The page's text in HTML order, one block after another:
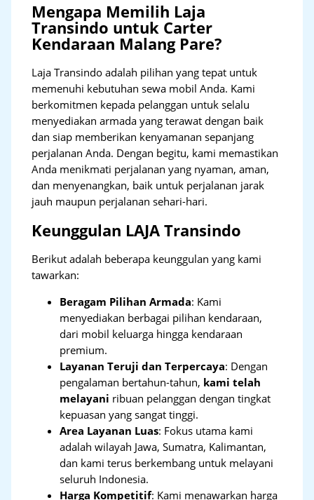
Mengapa Memilih Laja
Transindo untuk Carter
Kendaraan Malang Pare?
Laja Transindo adalah pilihan yang tepat untuk
memenuhi kebutuhan sewa mobil Anda. Kami
berkomitmen kepada pelanggan untuk selalu
menyediakan armada yang terawat dengan baik
dan siap memberikan kenyamanan sepanjang
perjalanan Anda. Dengan begitu, kami memastikan
Anda menikmati perjalanan yang nyaman, aman,
dan menyenangkan, baik untuk perjalanan jarak
jauh maupun perjalanan sehari-hari.
Keunggulan LAJA Transindo
Berikut adalah beberapa keunggulan yang kami
tawarkan:
Beragam Pilihan Armada: Kami
menyediakan berbagai pilihan kendaraan,
dari mobil keluarga hingga kendaraan
premium.
Layanan Teruji dan Terpercaya: Dengan
pengalaman bertahun-tahun, kami telah
melayani ribuan pelanggan dengan tingkat
kepuasan yang sangat tinggi.
Area Layanan Luas: Fokus utama kami
adalah wilayah Jawa, Sumatra, Kalimantan,
dan kami terus berkembang untuk melayani
seluruh Indonesia.
Harga Kompetitif: Kami menawarkan harga